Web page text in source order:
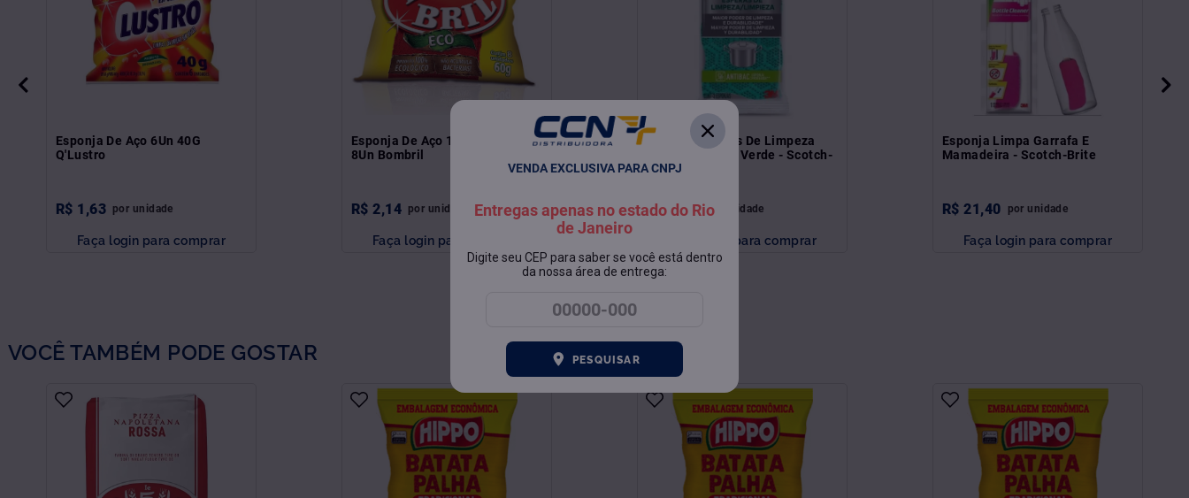
VENDA EXCLUSIVA PARA CNPJ
Entregas apenas no estado do Rio
de Janeiro
Digite seu CEP para saber se você está dentro
da nossa área de entrega:
PESQUISAR
Esponja De Aço 6Un 40G
Q'Lustro
R$ 1 ,63 por unidade
Faça login para comprar
Esponja De Aço 1001 Utilidades
8Un Bombril
R$ 2,14 por unidade
Faça login para comprar
Esponja Esferas De Limpeza
Antibac 3 Und - Verde - Scotch-
Brite
R$ 6,17 por unidade
Faça login para comprar
Esponja Limpa Garrafa E
Mamadeira - Scotch-Brite
R$ 21,40 por unidade
Faça login para comprar
VOCÊ TAMBÉM PODE GOSTAR